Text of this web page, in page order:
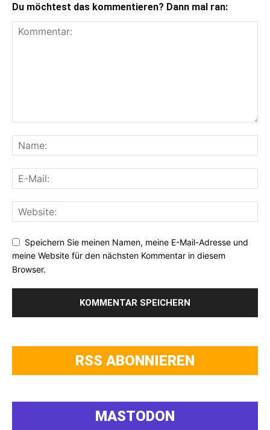
Du möchtest das kommentieren? Dann mal ran:
Speichern Sie meinen Namen, meine E-Mail-Adresse und
meine Website für den nächsten Kommentar in diesem
Browser.
RSS ABONNIEREN
MASTODON